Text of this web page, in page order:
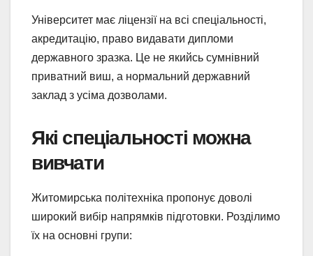
Університет має ліцензії на всі спеціальності,
акредитацію, право видавати дипломи
державного зразка. Це не якийсь сумнівний
приватний виш, а нормальний державний
заклад з усіма дозволами.
Які спеціальності можна
вивчати
Житомирська політехніка пропонує доволі
широкий вибір напрямків підготовки. Розділимо
їх на основні групи: